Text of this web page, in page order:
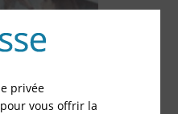
privée
vous offrir la